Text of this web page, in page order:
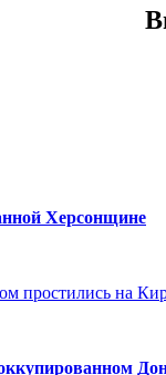
Херсонщине
простились на